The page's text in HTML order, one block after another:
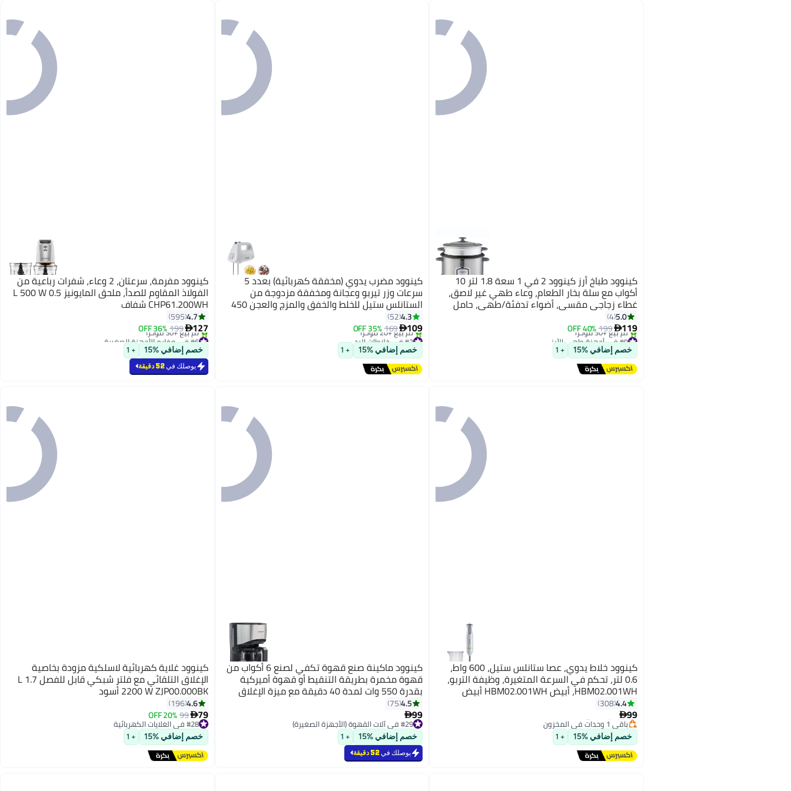
كينوود طباخ أرز كينوود 2 في 1 سعة 1.8 لتر 10
أكواب مع سلة بخار الطعام، وعاء طهي غير لاصق،
غطاء زجاجي مقسى، أضواء تدفئة/طهي، حامل
ملعقة، سلك قابل للفصل RCM19.000SS فضي
5.0
4
119
199
40% OFF
#9 في أجهزة طهي الأرز
توصيل مجاني
تم بيع +30 مؤخرًا
#9 في أجهزة طهي الأرز
خصم إضافي %15 + 1
كينوود مضرب يدوي (مخفقة كهربائية) بعدد 5
سرعات وزر تيربو وعجانة ومخفقة مزدوجة من
الستانلس ستيل للخلط والخفق والمزج والعجن 450
W HMP30.A0WH أبيض
4.3
52
109
169
35% OFF
#2 في خلاطات اليد
توصيل مجاني
تم بيع +20 مؤخرًا
#2 في خلاطات اليد
خصم إضافي %15 + 1
كينوود مفرمة، سرعتان، 2 وعاء، شفرات رباعية من
الفولاذ المقاوم للصدأ، ملحق المايونيز 0.5 L 500 W
CHP61.200WH شفاف
4.7
595
127
199
36% OFF
#6 في مفارم الأجهزة الصغيرة
بتخلّص بسرعة
تم بيع +30 مؤخرًا
#6 في مفارم الأجهزة الصغيرة
خصم إضافي %15 + 1
يوصلك في52 دقيقة
كينوود خلاط يدوي، عصا ستانلس ستيل، 600 واط،
0.6 لتر، تحكم في السرعة المتغيرة، وظيفة التربو،
HBM02.001WH، أبيض HBM02.001WH أبيض
4.4
308
99
#10 في الخلاطات اليدوية
توصيل مجاني
باقي 1 وحدات في المخزون
تم بيع +70 مؤخرًا
#10 في الخلاطات اليدوية
خصم إضافي %15 + 1
كينوود ماكينة صنع قهوة تكفي لصنع 6 أكواب من
قهوة مخمرة بطريقة التنقيط أو قهوة أميركية
بقدرة 550 وات لمدة 40 دقيقة مع ميزة الإغلاق
الأتوماتيكي وفلتر قابل لإعادة الاستخدام وميزة
مقاومة التسريب ولوح تسخين وتمتاز بأنها سهلة
الاستخدام CMM05.000BM أسود
4.5
75
99#29 في آلات القهوة (الأجهزة الصغيرة)
بتخلّص بسرعة
#29 في آلات القهوة (الأجهزة الصغيرة)
خصم إضافي %15 + 1
يوصلك في52 دقيقة
كينوود غلاية كهربائية لاسلكية مزودة بخاصية
الإغلاق التلقائي مع فلتر شبكي قابل للفصل 1.7 L
2200 W ZJP00.000BK أسود
4.6
196
79
99
20% OFF #28 في الغلايات الكهربائية
توصيل مجاني
#28 في الغلايات الكهربائية
خصم إضافي %15 + 1